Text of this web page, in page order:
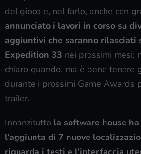
del gioco e, nel farlo, anche con
annunciato i lavori in corso su
aggiuntivi che saranno rilasciati
Expedition 33 nei prossimi mesi;
chiaro quando, ma è bene tenere
durante i prossimi Game Awards
trailer.
Innanzitutto la software house
l’aggiunta di 7 nuove
riguarda i testi e l’interfaccia